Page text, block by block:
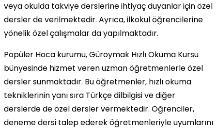
veya okulda takviye derslerine ihtiyaç duyanlar için özel
dersler de verilmektedir. Ayrıca, ilkokul öğrencilerine
yönelik özel çalışmalar da yapılmaktadır.
Popüler Hoca kurumu, Güroymak Hızlı Okuma Kursu
bünyesinde hizmet veren uzman öğretmenlerle özel
dersler sunmaktadır. Bu öğretmenler, hızlı okuma
tekniklerinin yanı sıra Türkçe dilbilgisi ve diğer
derslerde de özel dersler vermektedir. Öğrenciler,
deneme dersi talep ederek öğretmenleriyle uyumlarını